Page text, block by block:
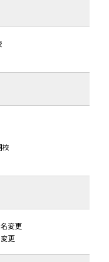
校
変更
更